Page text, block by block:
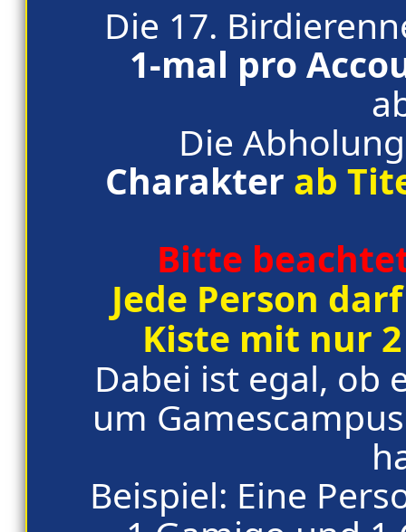
Die 17.
1-mal pro
Die
Charakter ab
Bitte
Jede Person
Kiste mit nur
Dabei ist egal, ob
um
Beispiel: Eine